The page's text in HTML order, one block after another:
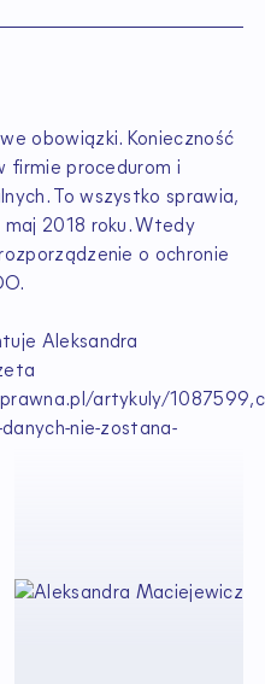
obowiązki. Konieczność
firmie procedurom i
To wszystko sprawia,
2018 roku. Wtedy
o ochronie
Aleksandra
artykuly/
nie-zostana-